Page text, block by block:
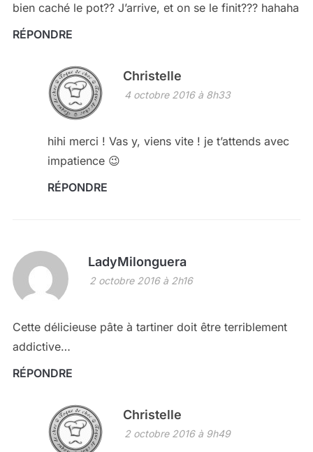
bien caché le pot?? J’arrive, et on se le finit??? hahaha
RÉPONDRE
Christelle
4 octobre 2016 à 8h33
hihi merci ! Vas y, viens vite ! je t’attends avec
impatience 😉
RÉPONDRE
LadyMilonguera
2 octobre 2016 à 2h16
Cette délicieuse pâte à tartiner doit être terriblement
addictive…
RÉPONDRE
Christelle
2 octobre 2016 à 9h49